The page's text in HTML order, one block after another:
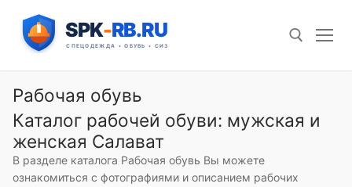
содержимому
Рабочая обувь
Каталог рабочей обуви: мужская и
женская Салават
В разделе каталога Рабочая обувь Вы можете
ознакомиться с фотографиями и описанием рабочих